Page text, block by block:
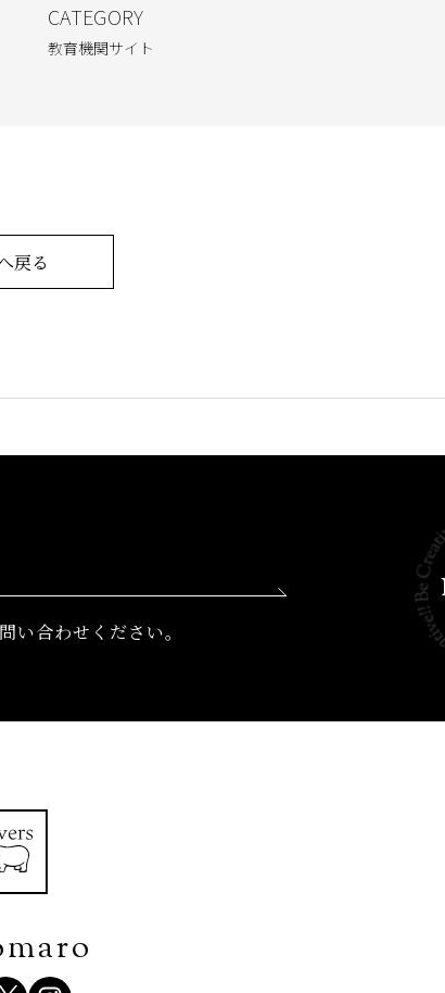
CATEGORY
教育機関サイト
戻る
い合わせください。